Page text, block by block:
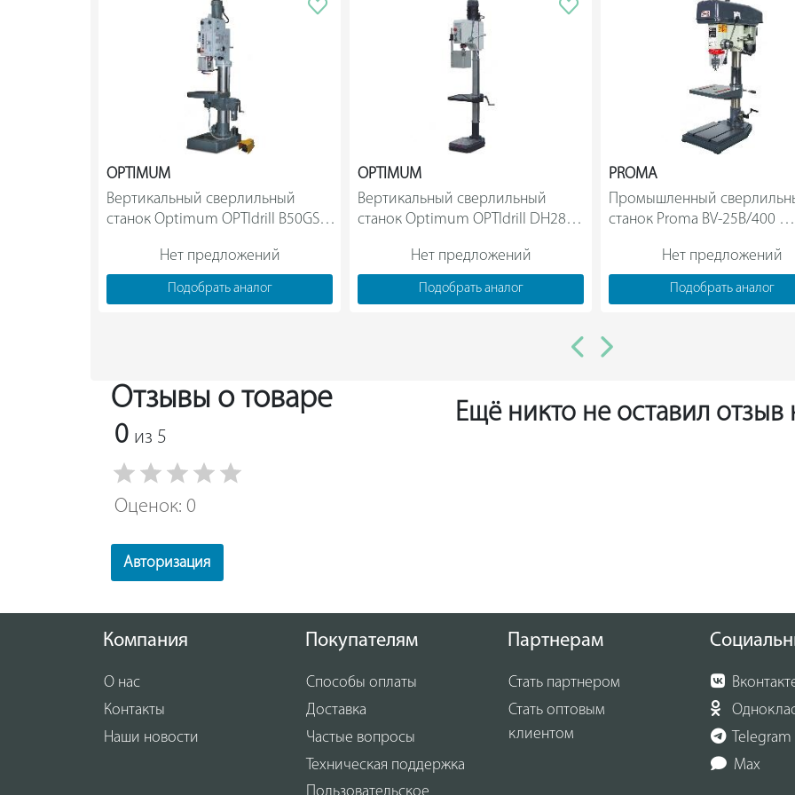
На передней панели расположены
лазерного указателя.
если защитный экран и крышка
Заготовку можно закрепить на
ее размеров. На стойке размещена
стола регулируется с помощью
OPTIMUM
Вертикальный сверлильный
станок Optimum OPTIdrill B50GSM
Нет предложений
Подобрать аналог
OPTIMUM
Вертикальный сверлильный
станок Optimum OPTIdrill DH28GS
Нет предложений
Подобрать аналог
PROMA
Промышленный
станок Proma BV-25B/400
Нет предложений
Подобрать аналог
Отзывы о товаре
0 из 5
Оценок: 0
Авторизация
Ещё никто не оставил
Компания
О нас
Контакты
Наши новости
Покупателям
Способы оплаты
Доставка
Частые вопросы
Техническая поддержка
Партнерам
Стать партнером
Стать оптовым
клиентом
Telegram
Max